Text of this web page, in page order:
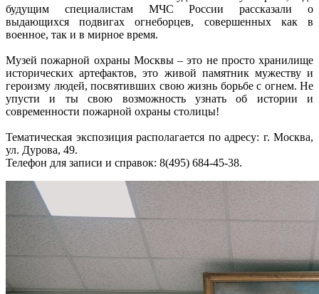
будущим специалистам МЧС России рассказали о
выдающихся подвигах огнеборцев, совершенных как в
военное, так и в мирное время.
Музей пожарной охраны Москвы – это не просто хранилище
исторических артефактов, это живой памятник мужеству и
героизму людей, посвятивших свою жизнь борьбе с огнем. Не
упусти и ты свою возможность узнать об истории и
современности пожарной охраны столицы! ️
Тематическая экспозиция располагается по адресу: г. Москва,
ул. Дурова, 49.
Телефон для записи и справок: 8(495) 684-45-38.